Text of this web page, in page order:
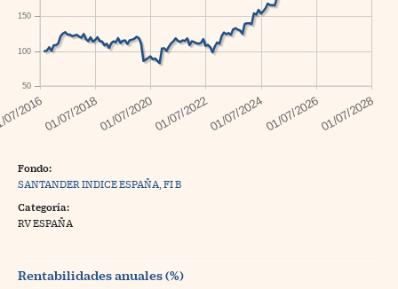
50
100
150
Fondo:
SANTANDER INDICE ESPAÑA, FI B
Categoría:
RV ESPAÑA
Rentabilidades anuales (%)